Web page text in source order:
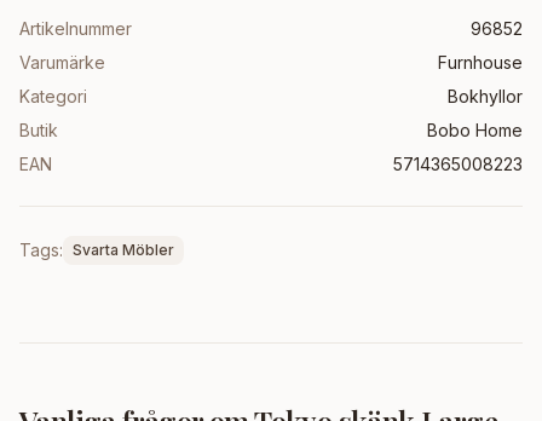
Artikelnummer
96852
Varumärke
Furnhouse
Kategori
Bokhyllor
Butik
Bobo Home
EAN
5714365008223
Tags: Svarta Möbler